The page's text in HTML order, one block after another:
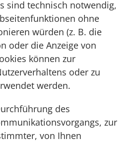
sind technisch notwendig,
ohne
würden (z. B. die
oder die Anzeige von
können zur
oder zu
werden.
des
zur
von Ihnen